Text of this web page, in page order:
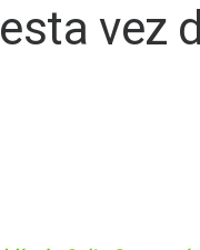
esta vez